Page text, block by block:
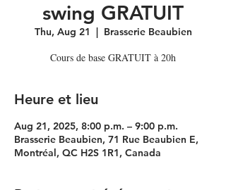
swing GRATUIT
Thu, Aug 21
  |
Brasserie Beaubien
Cours de base GRATUIT à 20h
Heure et lieu
Aug 21, 2025, 8:00 p.m. – 9:00 p.m.
Brasserie Beaubien, 71 Rue Beaubien E,
Montréal, QC H2S 1R1, Canada